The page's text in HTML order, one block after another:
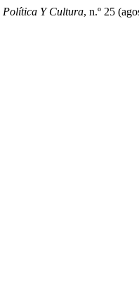
Política Y Cultura, n.º 25